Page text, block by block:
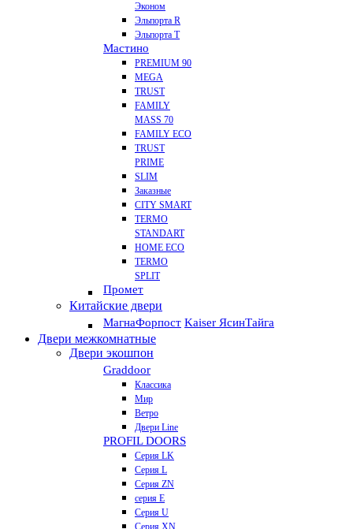
Эконом
Эльпорта R
Эльпорта Т
Мастино
PREMIUM 90
MEGA
TRUST
FAMILY
MASS 70
FAMILY ECO
TRUST
PRIME
SLIM
Заказные
CITY SMART
TERMO
STANDART
HOME ECO
ТЕRМО
SPLIT
Промет
Китайские двери
МагнаФорпост Kaiser ЯсинТайга
Двери межкомнатные
Двери экошпон
Graddoor
Классика
Мир
Ветро
Двери Line
PROFIL DOORS
Серия LK
Серия L
Серия ZN
серия E
Серия U
Серия XN